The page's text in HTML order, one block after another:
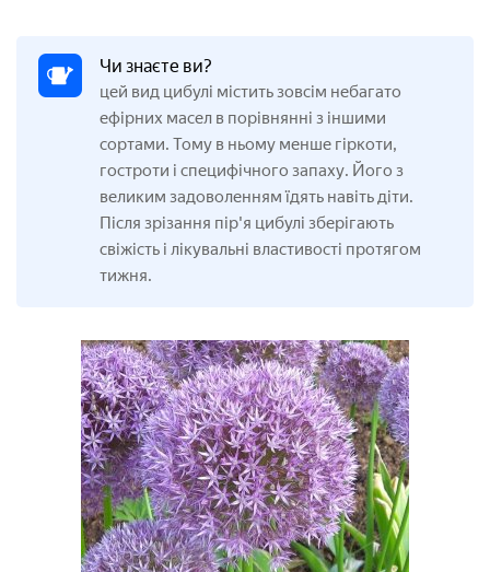
Чи знаєте ви?
цей вид цибулі містить зовсім небагато
ефірних масел в порівнянні з іншими
сортами. Тому в ньому менше гіркоти,
гостроти і специфічного запаху. Його з
великим задоволенням їдять навіть діти.
Після зрізання пір'я цибулі зберігають
свіжість і лікувальні властивості протягом
тижня.